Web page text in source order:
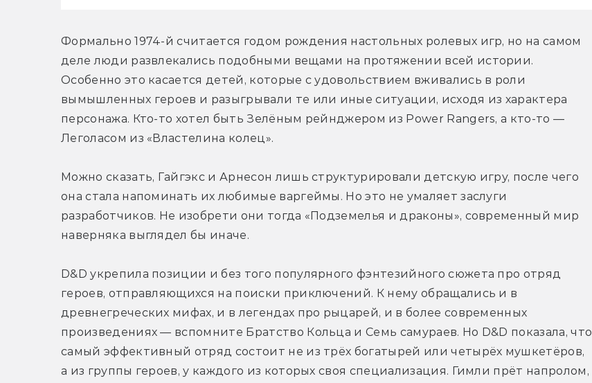
Формально 1974-й считается годом рождения настольных ролевых игр, но на самом
деле люди развлекались подобными вещами на протяжении всей истории.
Особенно это касается детей, которые с удовольствием вживались в роли
вымышленных героев и разыгрывали те или иные ситуации, исходя из характера
персонажа. Кто-то хотел быть Зелёным рейнджером из Power Rangers, а кто-то —
Леголасом из «Властелина колец».
Можно сказать, Гайгэкс и Арнесон лишь структурировали детскую игру, после чего
она стала напоминать их любимые варгеймы. Но это не умаляет заслуги
разработчиков. Не изобрети они тогда «Подземелья и драконы», современный мир
наверняка выглядел бы иначе.
D&D укрепила позиции и без того популярного фэнтезийного сюжета про отряд
героев, отправляющихся на поиски приключений. К нему обращались и в
древнегреческих мифах, и в легендах про рыцарей, и в более современных
произведениях — вспомните Братство Кольца и Семь самураев. Но D&D показала, что
самый эффективный отряд состоит не из трёх богатырей или четырёх мушкетёров,
а из группы героев, у каждого из которых своя специализация. Гимли прёт напролом,